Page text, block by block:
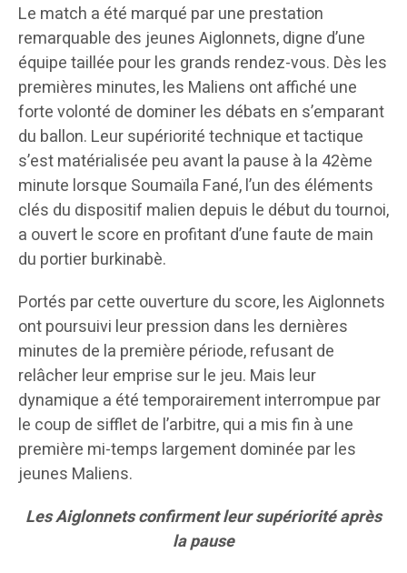
Le match a été marqué par une prestation
remarquable des jeunes Aiglonnets, digne d’une
équipe taillée pour les grands rendez-vous. Dès les
premières minutes, les Maliens ont affiché une
forte volonté de dominer les débats en s’emparant
du ballon. Leur supériorité technique et tactique
s’est matérialisée peu avant la pause à la 42ème
minute lorsque Soumaïla Fané, l’un des éléments
clés du dispositif malien depuis le début du tournoi,
a ouvert le score en profitant d’une faute de main
du portier burkinabè.
Portés par cette ouverture du score, les Aiglonnets
ont poursuivi leur pression dans les dernières
minutes de la première période, refusant de
relâcher leur emprise sur le jeu. Mais leur
dynamique a été temporairement interrompue par
le coup de sifflet de l’arbitre, qui a mis fin à une
première mi-temps largement dominée par les
jeunes Maliens.
Les Aiglonnets confirment leur supériorité après
la pause